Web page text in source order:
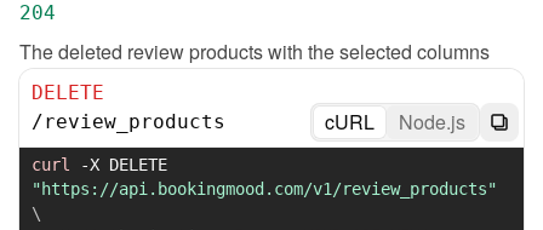
204
The deleted review products with the selected columns
DELETE
/review_products cURL Node.js
curl -X
"https://api.bookingmood.com/v1/review_products"
\